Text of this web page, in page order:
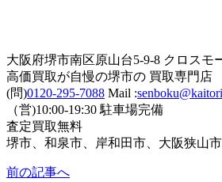
大阪府堺市南区原山台5-9-8 クロスモ
高価買取が自慢の堺市の 買取専門
(問)0120-295-7088 Mail :
（営)10:00-19:30 駐車場完備
査定買取無料
堺市、和泉市、岸和田市、大阪狭山
前の記事へ